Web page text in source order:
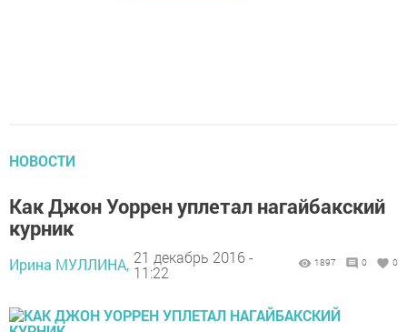
НОВОСТИ
Как Джон Уоррен уплетал нагайбакский
курник
Ирина МУЛЛИНА, 21 декабрь 2016 -
11:22
1897 0 0